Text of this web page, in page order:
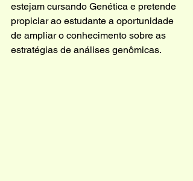
estejam cursando Genética e pretende
propiciar ao estudante a oportunidade
de ampliar o conhecimento sobre as
estratégias de análises genômicas.